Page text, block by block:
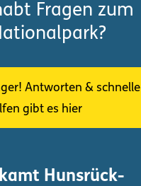
Fragen zum
Antworten & schnelle
gibt es hier
Hunsrück-